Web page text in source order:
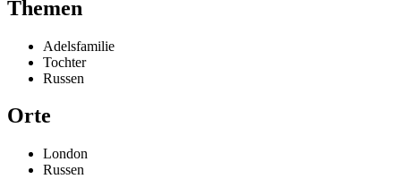
Themen
Adelsfamilie
Tochter
Russen
Orte
London
Russen